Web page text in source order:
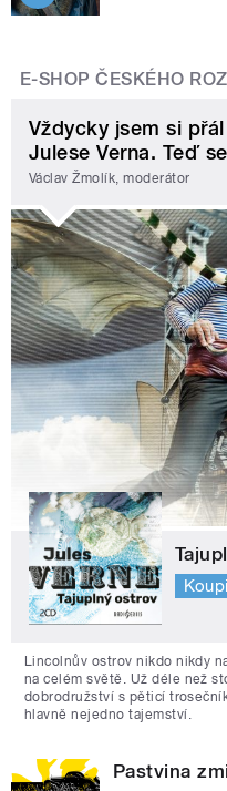
E-SHOP ČESKÉHO
Vždycky jsem si
Julese Verna. Teď
Václav Žmolík, moderátor
Lincolnův ostrov nikdo nikdy
na celém světě. Už déle než
dobrodružství s pěticí
hlavně nejedno tajemství.
Pastvina